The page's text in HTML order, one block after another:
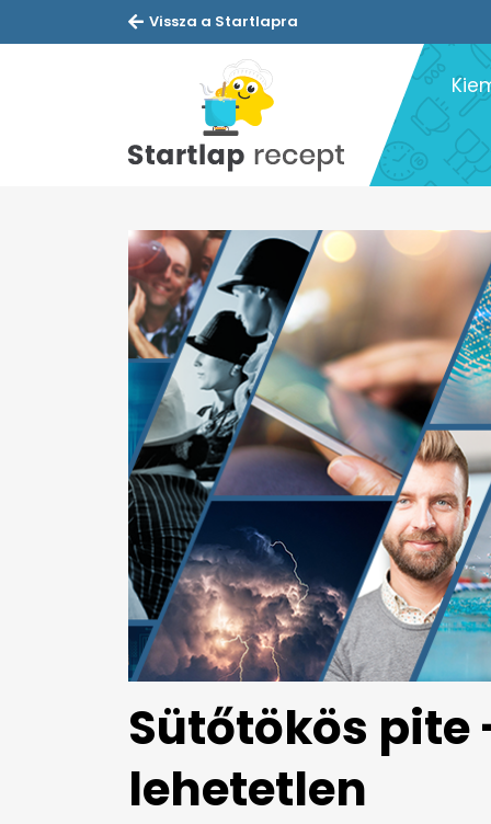
Vissza a Startlapra
Sütőtökös
lehetetlen